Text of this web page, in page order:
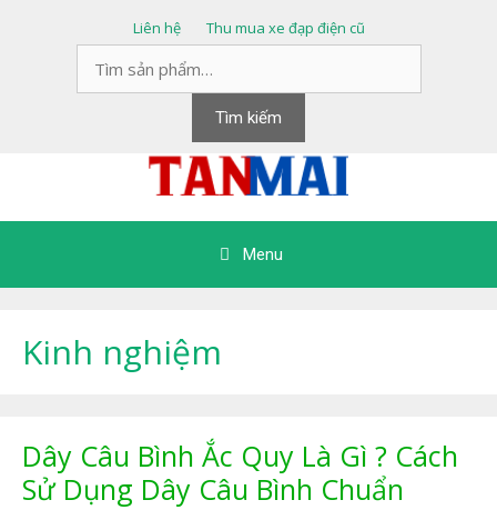
Liên hệ
Thu mua xe đạp điện cũ
kiếm:
Tìm kiếm
Menu
Kinh nghiệm
Dây Câu Bình Ắc Quy Là Gì ? Cách
Sử Dụng Dây Câu Bình Chuẩn